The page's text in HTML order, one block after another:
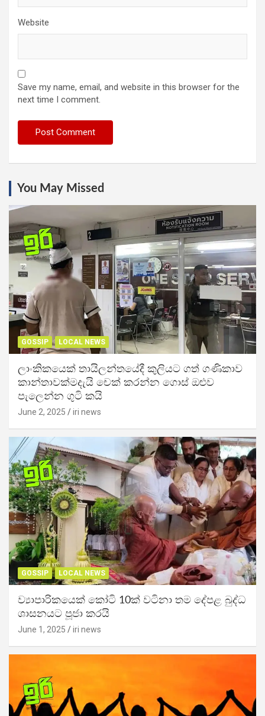
Website
Save my name, email, and website in this browser for the
next time I comment.
You May Missed
GOSSIP LOCAL NEWS
ලාංකිකයෙක් තායිලන්තයේදී කුලියට ගත් ගණිකාව
කාන්තාවක්මදැයි චෙක් කරන්න ගොස් ඔළුව
පැලෙන්න ගුටි කයි
June 2, 2025 iri news
GOSSIP LOCAL NEWS
ව්‍යාපාරිකයෙක් කෝටි 10ක් වටිනා තම දේපළ බුද්ධ
ශාසනයට පූජා කරයි
June 1, 2025 iri news